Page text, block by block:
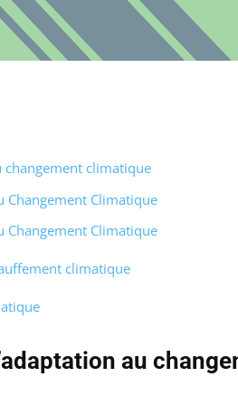
changement climatique
Changement Climatique
Changement Climatique
climatique
au